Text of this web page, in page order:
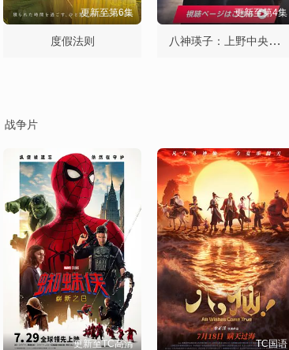
更新至第6集
度假法则
更新至第4集
八神瑛子：上野中央署组织犯罪对策课
战争片
更新至TC高清 TC国语